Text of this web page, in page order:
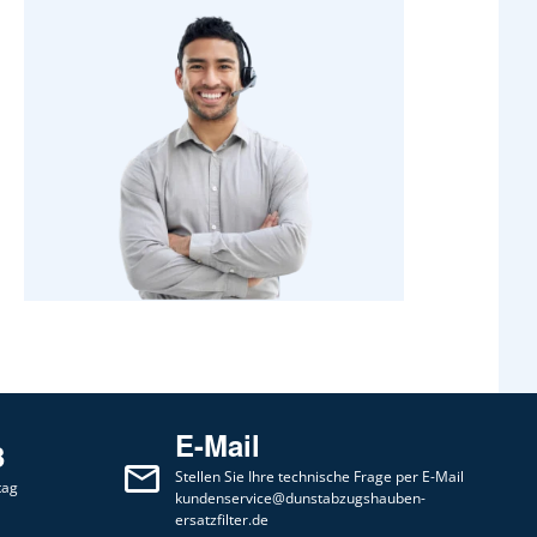
E-Mail
Stellen Sie Ihre technische Frage per E-Mail
kundenservice@dunstabzugshauben-
ersatzfilter.de